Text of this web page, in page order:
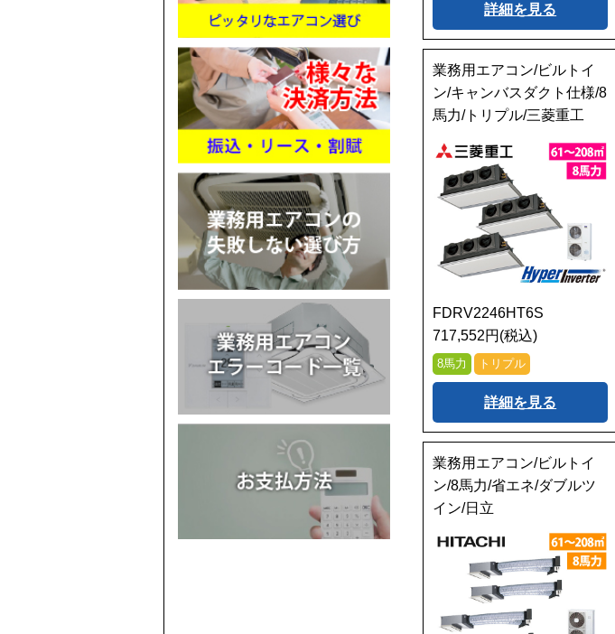
詳細を見る
業務用エアコン/ビルトイ
ン/キャンバスダクト仕様/8
馬力/トリプル/三菱重工
FDRV2246HT6S
717,552円(税込)
8馬力 トリプル
詳細を見る
業務用エアコン/ビルトイ
ン/8馬力/省エネ/ダブルツ
イン/日立